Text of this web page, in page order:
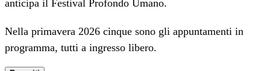
anticipa il Festival Profondo Umano.
Nella primavera 2026 cinque sono gli appuntamenti in
programma, tutti a ingresso libero.